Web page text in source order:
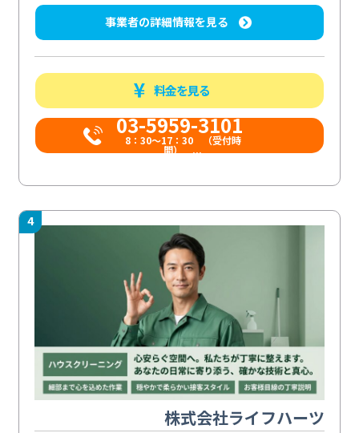
事業者の詳細情報を見る
料金を見る
03-5959-3101
8：30～17：30 （受付時
間） ...
4
株式会社ライフハーツ